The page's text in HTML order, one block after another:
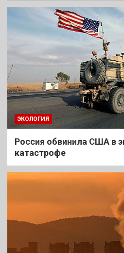
ЭКОЛОГИЯ
Россия обвинила США в
катастрофе